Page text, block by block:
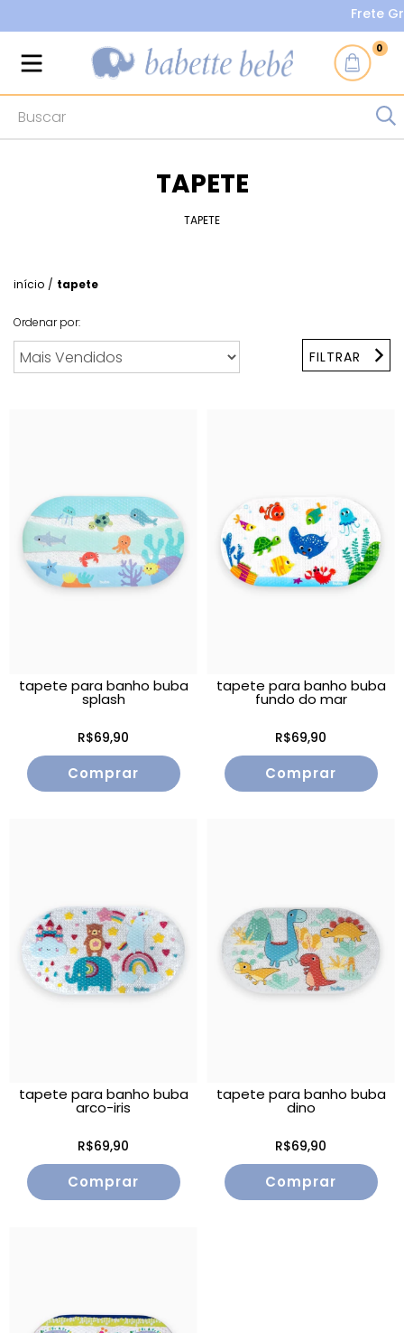
Frete
0
TAPETE
TAPETE
início / tapete
Ordenar por:
FILTRAR
tapete para banho buba
splash
R$69,90
tapete para banho buba
fundo do mar
R$69,90
tapete para banho buba
arco-iris
R$69,90
tapete para banho buba
dino
R$69,90